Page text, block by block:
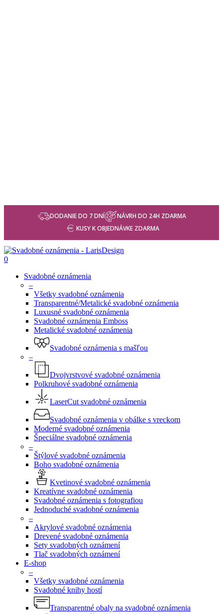
DODANIE DO 7 DNÍ
NÁVRH DO 24H ZDARMA
KUSY K OBJEDNÁVKE ZDARMA
0
Svadobné oznámenia
–
Všetky svadobné oznámenia
Transparentné/Metalické svadobné oznámenia
Luxusné svadobné oznámenia
Svadobné oznámenia Emboss
Metalické svadobné oznámenia
Svadobné oznámenia s mašľou
–
Dvojvrstvové svadobné oznámenia
Polkruhové svadobné oznámenia
LaserCut svadobné oznámenia
Svadobné oznámenia v obálke s vreckom
Moderné svadobné oznámenia
Špeciálne svadobné oznámenia
–
Štýlové svadobné oznámenia
Boho svadobné oznámenia
Kvetinové svadobné oznámenia
Kreatívne svadobné oznámenia
Svadobné oznámenia s fotografiou
Jednoduché svadobné oznámenia
–
Akrylové svadobné oznámenia
Drevené svadobné oznámenia
Sety svadobných oznámení
Tlač svadobných oznámení
E-shop
–
Všetky svadobné oznámenia
Svadobné knihy hostí
Transparentné obaly na svadobné oznámenia